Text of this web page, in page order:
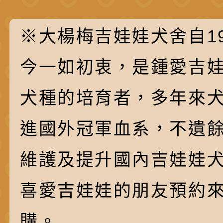
※大楊梅吉娃娃犬舍自
今一如初衷，是鍾愛吉
犬種的培育者，多年來
進國外冠軍血系，不遺
維護及提升國內吉娃娃
喜愛吉娃娃的朋友預約